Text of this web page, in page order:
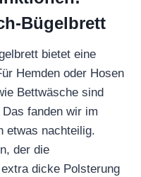
Bügelbrett
bietet eine
Hemden oder Hosen
Bettwäsche sind
fanden wir im
etwas nachteilig.
der die
dicke Polsterung